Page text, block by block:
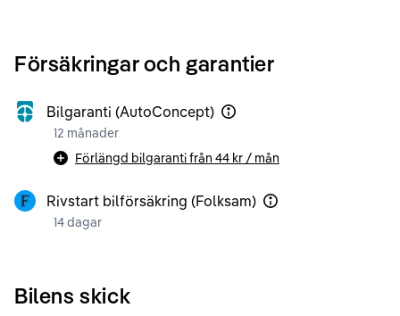
Försäkringar och garantier
Bilgaranti (AutoConcept)
12 månader
Förlängd bilgaranti från 44 kr / mån
Rivstart bilförsäkring (Folksam)
14 dagar
Bilens skick